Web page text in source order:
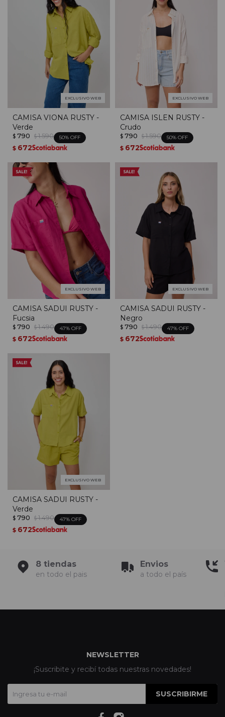
EXCLUSIVO WEB
CAMISA VIONA RUSTY -
Verde
$ 790 $ 1.590 50
$ 672
EXCLUSIVO WEB
CAMISA ISLEN RUSTY -
Crudo
$ 790 $ 1.590 50
$ 672
EXCLUSIVO WEB
CAMISA SADUI RUSTY -
Fucsia
$ 790 $ 1.490 47
$ 672
EXCLUSIVO WEB
CAMISA SADUI RUSTY -
Negro
$ 790 $ 1.490 47
$ 672
EXCLUSIVO WEB
CAMISA SADUI RUSTY -
Verde
$ 790 $ 1.490 47
$ 672
8 tiendas
en todo el pais
Envios
a todo el país
NEWSLETTER
¡Suscribite y recibí todas nuestras novedades!
SUSCRIBIRME